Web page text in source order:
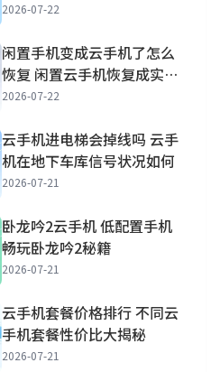
2026-07-22
闲置手机变成云手机了怎么
恢复 闲置云手机恢复成实体
手机方法
2026-07-22
云手机进电梯会掉线吗 云手
机在地下车库信号状况如何
2026-07-21
卧龙吟2云手机 低配置手机
畅玩卧龙吟2秘籍
2026-07-21
云手机套餐价格排行 不同云
手机套餐性价比大揭秘
2026-07-21